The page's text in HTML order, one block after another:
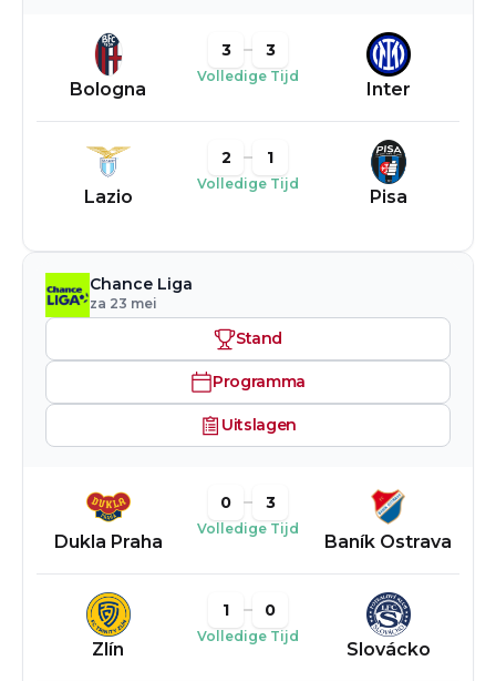
Bologna
3 3
Volledige Tijd
Inter
Lazio
2 1
Volledige Tijd
Pisa
Chance Liga
za 23 mei
Stand
Programma
Uitslagen
Dukla Praha
0 3
Volledige Tijd
Baník Ostrava
Zlín
1 0
Volledige Tijd
Slovácko